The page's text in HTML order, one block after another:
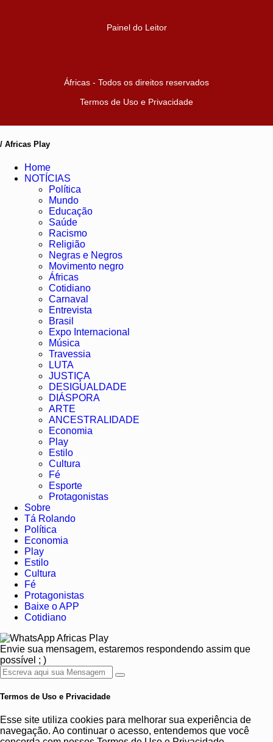
Painel do Leitor
Áfricas - Todos os direitos reservados
Termos de Uso e Privacidade
/ Africas Play
Home
NOTÍCIAS
Política
Mundo
Educação
Saúde
Racismo
Religião
Negras e Negros
Movimento negro
Áfricas
Cotidiano
Carnaval
Entrevista
Brasil
Expo Internacional
Música
Travessia
LUTA
JUSTIÇA
DESIGUALDADE
DIÁSPORA
ARTE
ANCESTRALIDADE
Economia
Play
Estilo
Cultura
Fé
Esporte
Protagonistas
Sobre
Tá Rolando
Política
Economia
Play
Estilo
Cultura
Fé
Protagonistas
Baixe o APP
Cotidiano
Africas Play
Envie sua mensagem, estaremos respondendo assim que
possível ; )
Termos de Uso e Privacidade
Esse site utiliza cookies para melhorar sua experiência de
navegação. Ao continuar o acesso, entendemos que você